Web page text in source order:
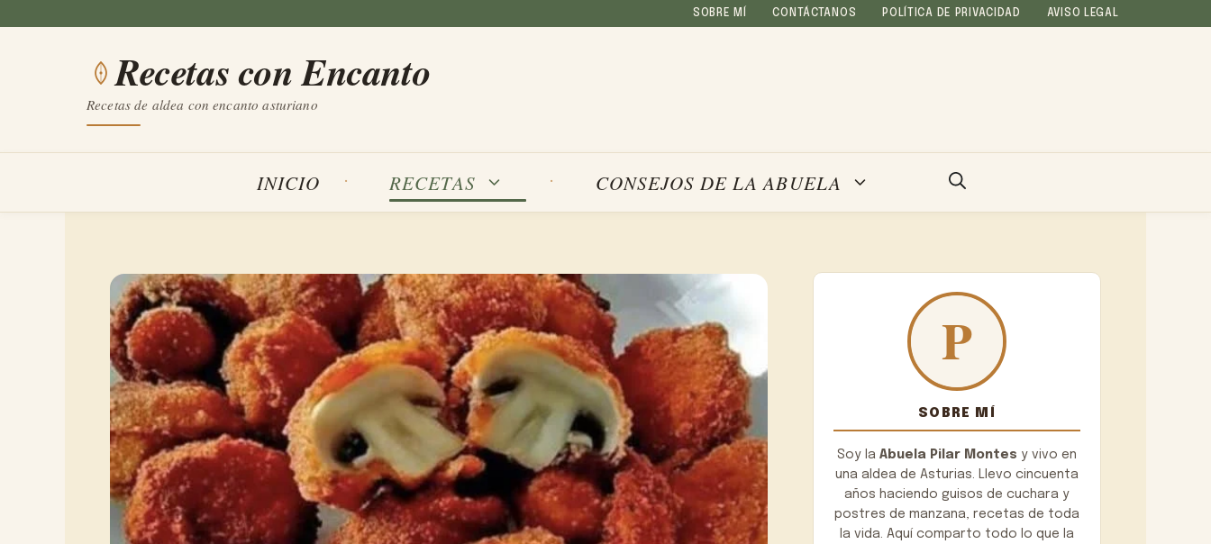
contenido
SOBRE MÍ CONTÁCTANOS POLÍTICA DE PRIVACIDAD AVISO LEGAL
Recetas con Encanto
Recetas de aldea con encanto asturiano
INICIO RECETAS CONSEJOS DE LA ABUELA
SOBRE MÍ
Soy la Abuela Pilar Montes y vivo en
una aldea de Asturias. Llevo cincuenta
años haciendo guisos de cuchara y
postres de manzana, recetas de toda
la vida. Aquí comparto todo lo que la